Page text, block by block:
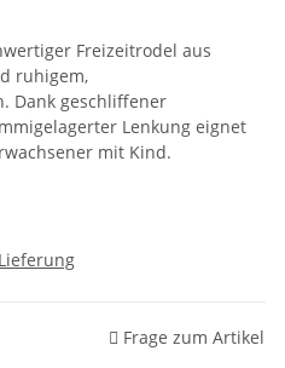
Freizeitrodel aus
ruhigem,
Dank geschliffener
Lenkung eignet
mit Kind.
Frage zum Artikel